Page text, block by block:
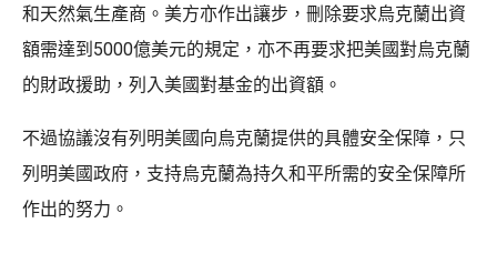
和天然氣生產商。美方亦作出讓步，刪除要求烏克蘭出資
額需達到5000億美元的規定，亦不再要求把美國對烏克蘭
的財政援助，列入美國對基金的出資額。
不過協議沒有列明美國向烏克蘭提供的具體安全保障，只
列明美國政府，支持烏克蘭為持久和平所需的安全保障所
作出的努力。